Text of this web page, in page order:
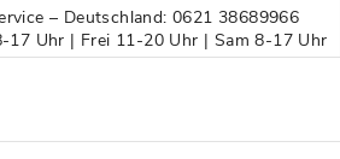
– Deutschland: 0621 38689966
17 Uhr | Frei 11-20 Uhr | Sam 8-17 Uhr